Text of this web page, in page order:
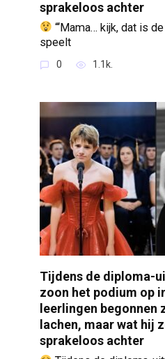
sprakeloos achter
“‘Mama… kijk, dat is
speelt
0 1.1k.
Tijdens de diploma-
zoon het podium op
leerlingen begonnen
lachen, maar wat hij
sprakeloos achter